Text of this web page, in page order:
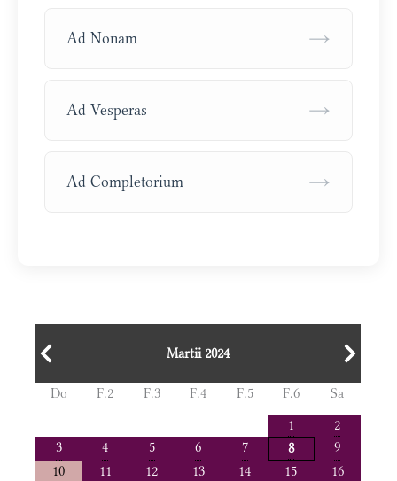
Ad Nonam →
Ad Vesperas →
Ad Completorium →
Martii 2024
Do F.2 F.3 F.4 F.5 F.6
Sa
1
2
3
4 5 6 7 8
9
10
11 12 13 14 15
16